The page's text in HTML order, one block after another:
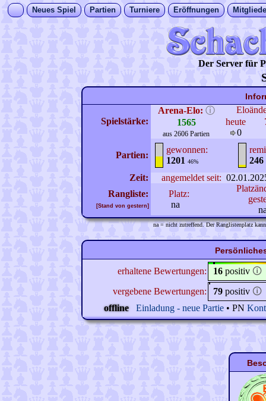
Neues Spiel Partien Turniere Eröffnungen
Der Server für
Spielstärke:
Arena-Elo: ⓘ
1565
aus 2606 Partien
heute
0
Partien:
gewonnen:
1201 46%
246
Zeit:
angemeldet seit:
Rangliste:
[Stand von gestern]
Platz:
na
na = nicht zutreffend. Der Ranglistenplatz
erhaltene Bewertungen: 16 positiv 🛈
vergebene Bewertungen:
79 positiv 🛈
offline
Einladung - neue Partie • PN